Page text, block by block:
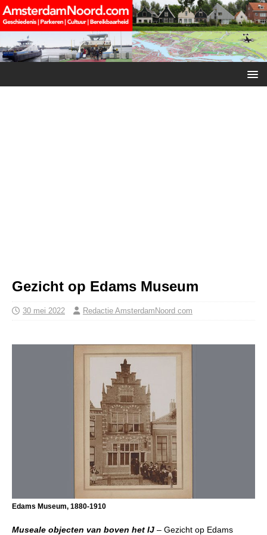
Gezicht op Edams Museum
30 mei 2022 Redactie AmsterdamNoord com
Edams Museum, 1880-1910
Museale objecten van boven het IJ – Gezicht op Edams